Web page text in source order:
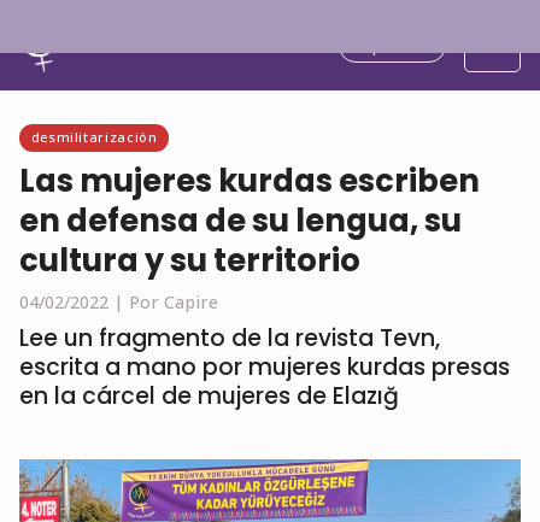
desmilitarización
Las mujeres kurdas escriben
en defensa de su lengua, su
cultura y su territorio
04/02/2022 | Por Capire
Lee un fragmento de la revista Tevn,
escrita a mano por mujeres kurdas presas
en la cárcel de mujeres de Elazığ